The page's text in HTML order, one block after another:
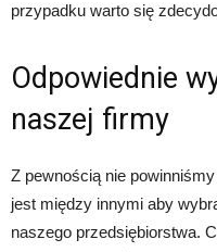
przypadku warto się
Odpowiednie
naszej firmy
Z pewnością nie
jest między innymi aby
naszego przedsiębiorstwa.